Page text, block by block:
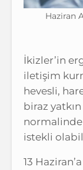
Haziran
İkizler’in
iletişim
hevesli,
biraz
istekli
13